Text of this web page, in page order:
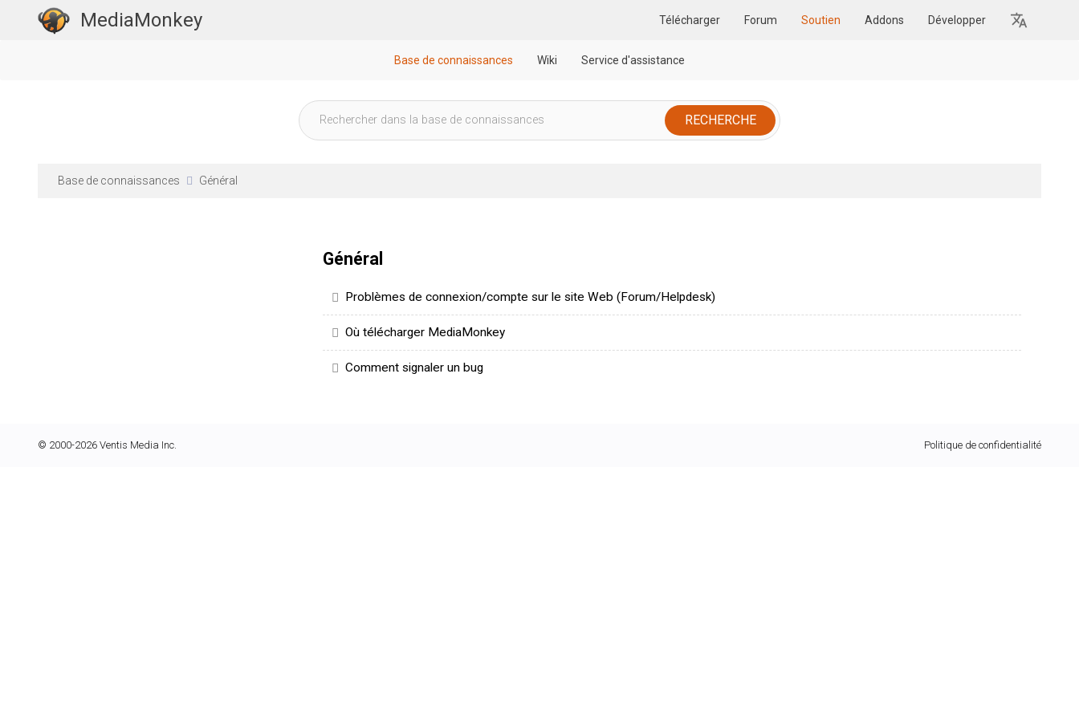
MediaMonkey Télécharger Forum Soutien Addons Développer
Base de connaissances Wiki Service d'assistance
Base de connaissances Général
Général
Problèmes de connexion/compte sur le site Web (Forum/Helpdesk)
Où télécharger MediaMonkey
Comment signaler un bug
© 2000-2026 Ventis Media Inc. Politique de confidentialité